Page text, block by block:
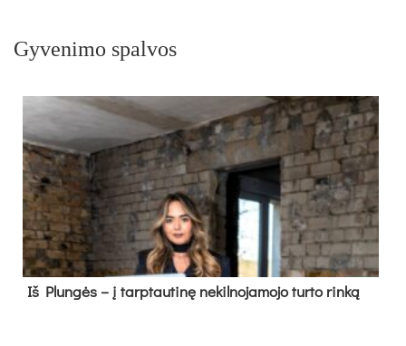
Gyvenimo spalvos
Iš Plungės – į tarptautinę nekilnojamojo turto rinką